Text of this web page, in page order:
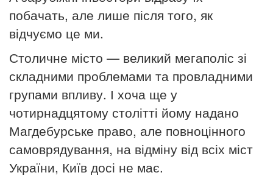
побачать, але лише після того, як
відчуємо це ми.
Столичне місто — великий мегаполіс зі
складними проблемами та провладними
групами впливу. І хоча ще у
чотирнадцятому столітті йому надано
Магдебурське право, але повноцінного
самоврядування, на відміну від всіх міст
України, Київ досі не має.